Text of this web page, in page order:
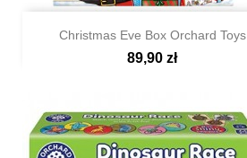
Szybki podgląd
Christmas Eve Box Orchard Toys
89,90 zł